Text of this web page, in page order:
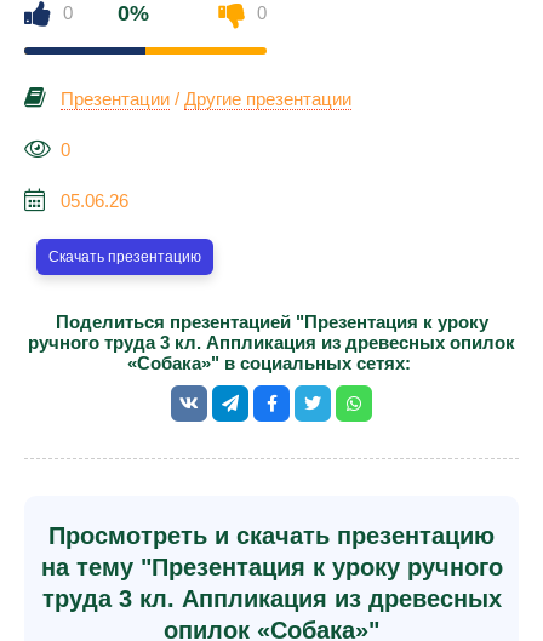
0 0% 0
Презентации / Другие презентации
0
05.06.26
Скачать презентацию
Поделиться презентацией "Презентация к уроку
ручного труда 3 кл. Аппликация из древесных опилок
«Собака»" в социальных сетях:
Просмотреть и скачать презентацию
на тему "Презентация к уроку ручного
труда 3 кл. Аппликация из древесных
опилок «Собака»"